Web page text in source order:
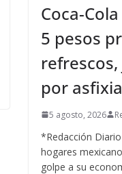
Coca-
5 pesos
por
5 agosto, 2026
*Redacción
hogares
golpe a su